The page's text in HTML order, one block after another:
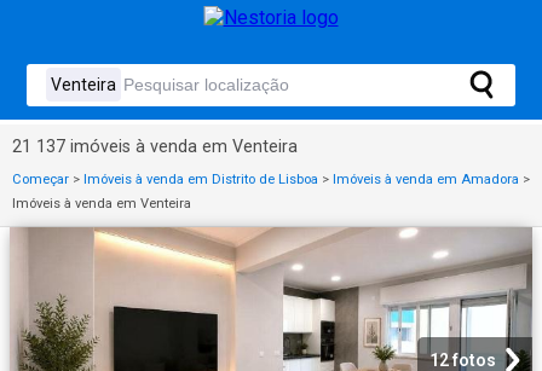
21 137 imóveis à venda em Venteira
Começar > Imóveis à venda em Distrito de Lisboa > Imóveis à venda em Amadora >
Imóveis à venda em Venteira
12 fotos